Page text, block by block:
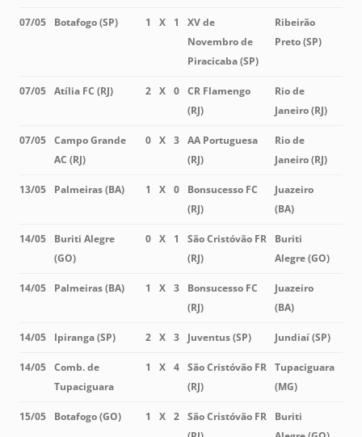
07/05 Botafogo (SP) 1 X 1
XV de
Novembro de
Piracicaba (SP)
Ribeirão
Preto (SP)
07/05 Atília FC (RJ) 2 X 0 CR Flamengo
(RJ)
Rio de
Janeiro (RJ)
07/05 Campo Grande
AC (RJ)
0 X 3 AA Portuguesa
(RJ)
Rio de
Janeiro (RJ)
13/05 Palmeiras (BA) 1 X 0
Bonsucesso FC
(RJ)
Juazeiro
(BA)
14/05
Buriti Alegre
(GO)
0 X 1
São Cristóvão FR
(RJ)
Buriti
Alegre (GO)
14/05 Palmeiras (BA) 1 X 3
Bonsucesso FC
(RJ)
Juazeiro
(BA)
14/05 Ipiranga (SP) 2 X 3 Juventus (SP) Jundiaí (SP)
14/05 Comb. de
Tupaciguara
1 X 4 São Cristóvão FR
(RJ)
Tupaciguara
(MG)
15/05 Botafogo (GO) 1 X 2 São Cristóvão FR
Buriti